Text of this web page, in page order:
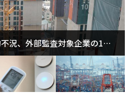
況、外部監査対象企業の1割
…5年で2.8倍増